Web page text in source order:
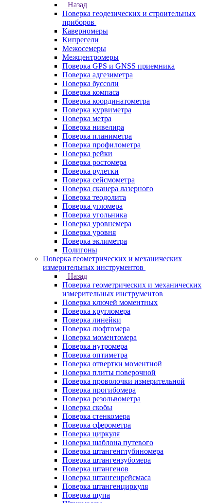
Назад
Поверка геодезических и строительных
приборов
Каверномеры
Кипрегели
Межосемеры
Межцентромеры
Поверка GPS и GNSS приемника
Поверка адгезиметра
Поверка буссоли
Поверка компаса
Поверка координатометра
Поверка курвиметра
Поверка метра
Поверка нивелира
Поверка планиметра
Поверка профилометра
Поверка рейки
Поверка ростомера
Поверка рулетки
Поверка сейсмометра
Поверка сканера лазерного
Поверка теодолита
Поверка угломера
Поверка угольника
Поверка уровнемера
Поверка уровня
Поверка эклиметра
Полигоны
Поверка геометрических и механических
измерительных инструментов
Назад
Поверка геометрических и механических
измерительных инструментов
Поверка ключей моментных
Поверка кругломера
Поверка линейки
Поверка люфтомера
Поверка моментомера
Поверка нутромера
Поверка оптиметра
Поверка отвертки моментной
Поверка плиты поверочной
Поверка проволочки измерительной
Поверка прогибомера
Поверка резольвометра
Поверка скобы
Поверка стенкомера
Поверка сферометра
Поверка циркуля
Поверка шаблона путевого
Поверка штангенглубиномера
Поверка штангензубомера
Поверка штангенов
Поверка штангенрейсмаса
Поверка штангенциркуля
Поверка щупа